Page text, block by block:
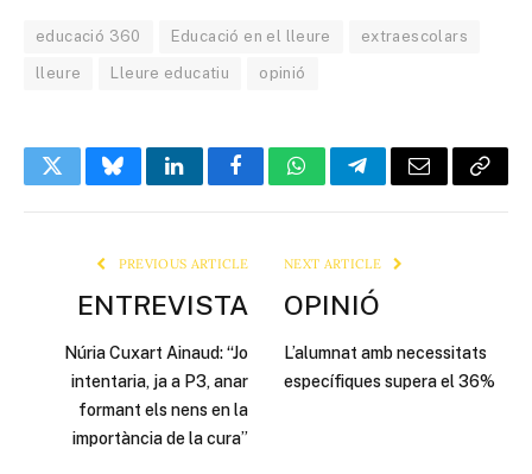
educació 360 Educació en el lleure extraescolars
lleure Lleure educatiu opinió
TwitterBlueskyLinkedInFacebookWhatsAppTelegramEmail Copy
PREVIOUS ARTICLE
ENTREVISTA
Núria Cuxart Ainaud: “Jo
intentaria, ja a P3, anar
formant els nens en la
importància de la cura”
NEXT ARTICLE
OPINIÓ
L’alumnat amb necessitats
específiques supera el 36%